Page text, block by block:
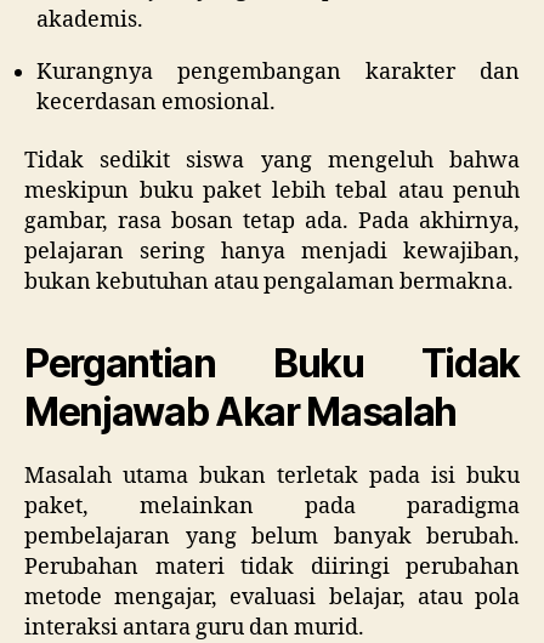
akademis.
Kurangnya pengembangan karakter dan
kecerdasan emosional.
Tidak sedikit siswa yang mengeluh bahwa
meskipun buku paket lebih tebal atau penuh
gambar, rasa bosan tetap ada. Pada akhirnya,
pelajaran sering hanya menjadi kewajiban,
bukan kebutuhan atau pengalaman bermakna.
Pergantian Buku Tidak
Menjawab Akar Masalah
Masalah utama bukan terletak pada isi buku
paket, melainkan pada paradigma
pembelajaran yang belum banyak berubah.
Perubahan materi tidak diiringi perubahan
metode mengajar, evaluasi belajar, atau pola
interaksi antara guru dan murid.